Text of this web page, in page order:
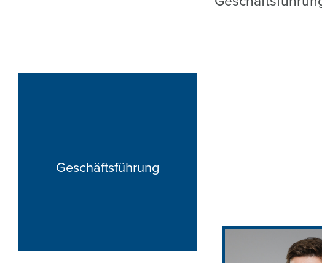
Geschäftsführung